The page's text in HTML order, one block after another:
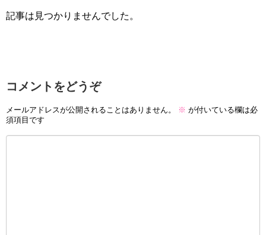
記事は見つかりませんでした。
コメントをどうぞ
メールアドレスが公開されることはありません。 ※ が付いている欄は必
須項目です